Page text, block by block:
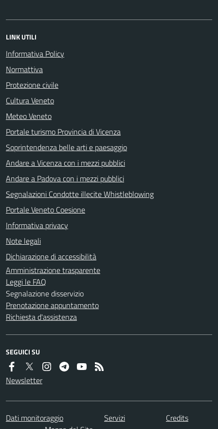
LINK UTILI
Informativa Policy
Normattiva
Protezione civile
Cultura Veneto
Meteo Veneto
Portale turismo Provincia di Vicenza
Soprintendenza belle arti e paesaggio
Andare a Vicenza con i mezzi pubblici
Andare a Padova con i mezzi pubblici
Segnalazioni Condotte illecite Whistleblowing
Portale Veneto Coesione
Informativa privacy
Note legali
Dichiarazione di accessibilità
Amministrazione trasparente
Leggi le FAQ
Segnalazione disservizio
Prenotazione appuntamento
Richiesta d'assistenza
SEGUICI SU
Newsletter
Dati monitoraggio Servizi
Credits